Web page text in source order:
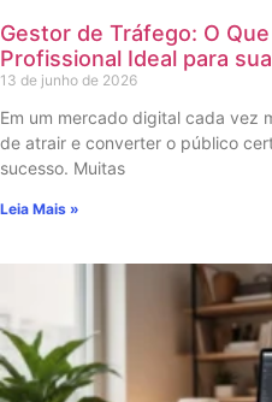
Gestor de Tráfego: O
Profissional Ideal para
13 de junho de 2026
Em um mercado digital cada vez
de atrair e converter o público
sucesso. Muitas
Leia Mais »